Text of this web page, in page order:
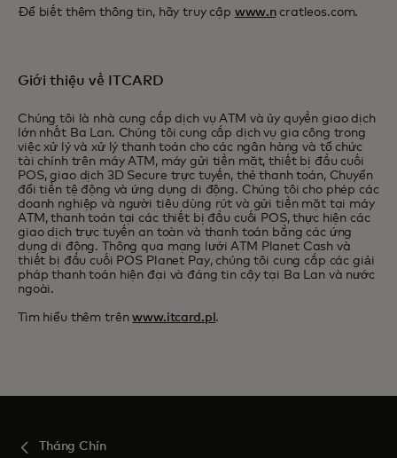
Để biết thêm thông tin, hãy truy cập www.ncratleos.com.
Giới thiệu về ITCARD
Chúng tôi là nhà cung cấp dịch vụ ATM và ủy quyền giao dịch
lớn nhất Ba Lan. Chúng tôi cung cấp dịch vụ gia công trong
việc xử lý và xử lý thanh toán cho các ngân hàng và tổ chức
tài chính trên máy ATM, máy gửi tiền mặt, thiết bị đầu cuối
POS, giao dịch 3D Secure trực tuyến, thẻ thanh toán, Chuyển
đổi tiền tệ động và ứng dụng di động. Chúng tôi cho phép các
doanh nghiệp và người tiêu dùng rút và gửi tiền mặt tại máy
ATM, thanh toán tại các thiết bị đầu cuối POS, thực hiện các
giao dịch trực tuyến an toàn và thanh toán bằng các ứng
dụng di động. Thông qua mạng lưới ATM Planet Cash và
thiết bị đầu cuối POS Planet Pay, chúng tôi cung cấp các giải
pháp thanh toán hiện đại và đáng tin cậy tại Ba Lan và nước
ngoài.
Tìm hiểu thêm trênwww.itcard.pl .
Tháng Chín